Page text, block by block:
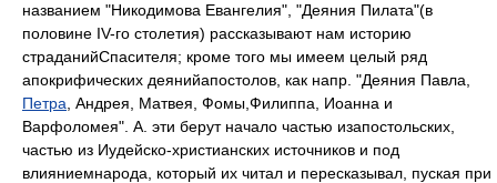
названием "Никодимова Евангелия", "Деяния Пилата"(в
половине IV-го столетия) рассказывают нам историю
страданийСпасителя; кроме того мы имеем целый ряд
апокрифических деянийапостолов, как напр. "Деяния Павла,
Петра , Андрея, Матвея, Фомы,Филиппа, Иоанна и
Варфоломея". А. эти берут начало частью изапостольских,
частью из Иудейско-христианских источников и под
влияниемнарода, который их читал и пересказывал, пуская при